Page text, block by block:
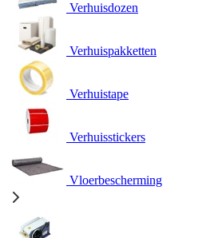
Verhuisdozen
Verhuispakketten
Verhuistape
Verhuisstickers
Vloerbescherming